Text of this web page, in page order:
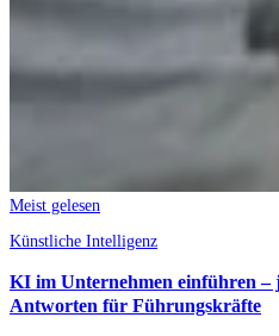
Meist gelesen
Künstliche Intelligenz
KI im Unternehmen einführen –
Antworten für Führungskräfte